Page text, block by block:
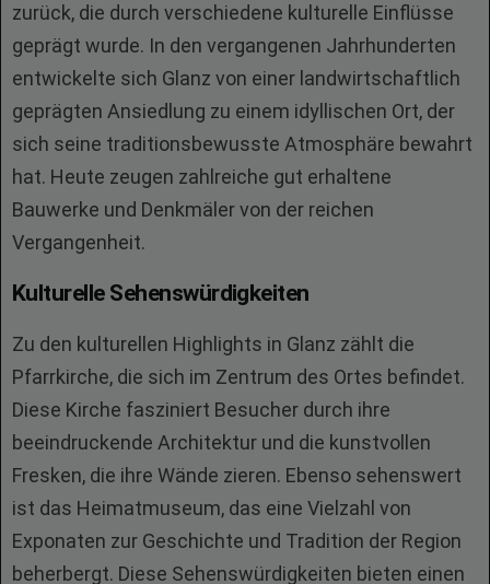
zurück, die durch verschiedene kulturelle Einflüsse
geprägt wurde. In den vergangenen Jahrhunderten
entwickelte sich Glanz von einer landwirtschaftlich
geprägten Ansiedlung zu einem idyllischen Ort, der
sich seine traditionsbewusste Atmosphäre bewahrt
hat. Heute zeugen zahlreiche gut erhaltene
Bauwerke und Denkmäler von der reichen
Vergangenheit.
Kulturelle Sehenswürdigkeiten
Zu den kulturellen Highlights in Glanz zählt die
Pfarrkirche, die sich im Zentrum des Ortes befindet.
Diese Kirche fasziniert Besucher durch ihre
beeindruckende Architektur und die kunstvollen
Fresken, die ihre Wände zieren. Ebenso sehenswert
ist das Heimatmuseum, das eine Vielzahl von
Exponaten zur Geschichte und Tradition der Region
beherbergt. Diese Sehenswürdigkeiten bieten einen